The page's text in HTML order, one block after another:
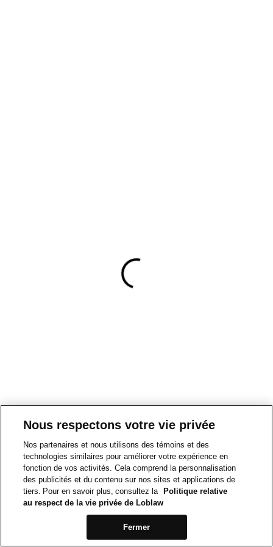
Nous respectons votre vie privée
Nos partenaires et nous utilisons des témoins et des
technologies similaires pour améliorer votre expérience en
fonction de vos activités. Cela comprend la personnalisation
des publicités et du contenu sur nos sites et applications de
tiers. Pour en savoir plus, consultez la
Politique relative
au respect de la vie privée de Loblaw
Fermer